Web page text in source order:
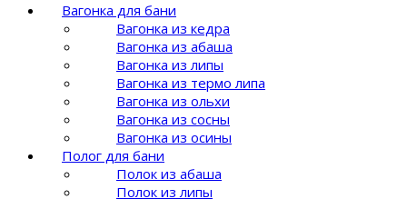
Вагонка для бани
Вагонка из кедра
Вагонка из абаша
Вагонка из липы
Вагонка из термо липа
Вагонка из ольхи
Вагонка из сосны
Вагонка из осины
Полог для бани
Полок из абаша
Полок из липы